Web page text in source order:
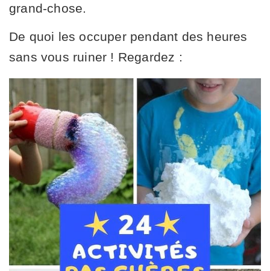
grand-chose.
De quoi les occuper pendant des heures
sans vous ruiner ! Regardez :